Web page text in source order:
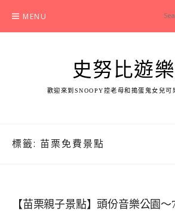
content
MENU
史努比遊
歡迎來到SNOOPY控老母和搗蛋鬼女兒可
標籤: 苗栗免費景點
【苗栗親子景點】頭份音樂公園